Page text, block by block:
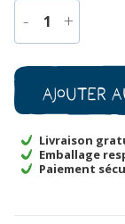
- 1 +
de
Chou
Frisé
de
Toscane
Bio
Ajouter
Livraison
Emballage
Paiement